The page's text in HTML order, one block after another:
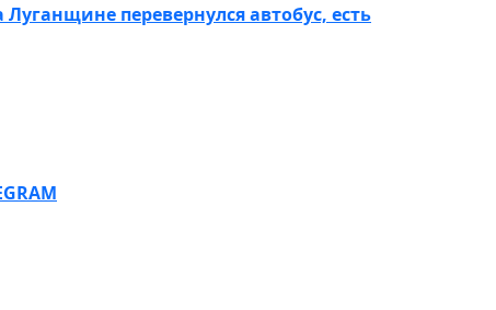
Луганщине перевернулся автобус, есть